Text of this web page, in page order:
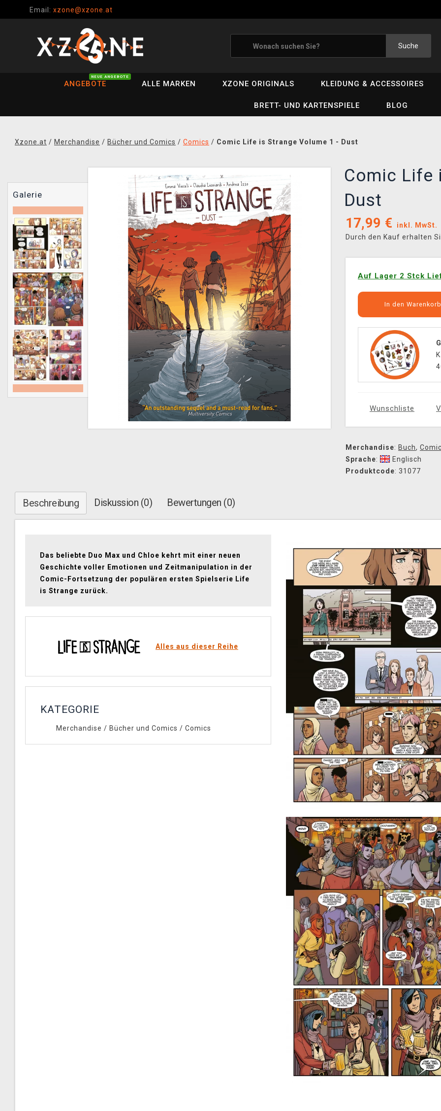
Email: xzone@xzone.at
Suche
ANGEBOTE
NEUE ANGEBOTE
ALLE MARKEN XZONE ORIGINALS KLEIDUNG & ACCESSOIRES
BRETT- UND KARTENSPIELE BLOG
Xzone.at / Merchandise / Bücher und Comics / Comics / Comic Life is Strange Volume 1 - Dust
Galerie
Comic Life
Dust
17,99 €
inkl. MwSt.
Durch den Kauf erhalten
Auf Lager 2 Stck
In den Warenkorb
Wunschliste
Merchandise: Buch,
Sprache:
Englisch
Produktcode: 31077
Beschreibung Diskussion (0) Bewertungen (0)
Das beliebte Duo Max und Chloe kehrt mit einer neuen
Geschichte voller Emotionen und Zeitmanipulation in der
Comic-Fortsetzung der populären ersten Spielserie Life
is Strange zurück.
Alles aus dieser Reihe
KATEGORIE
Merchandise / Bücher und Comics / Comics